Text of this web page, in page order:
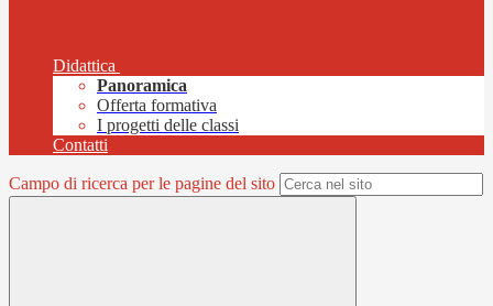
Didattica
Panoramica
Offerta formativa
I progetti delle classi
Contatti
Campo di ricerca per le pagine del sito